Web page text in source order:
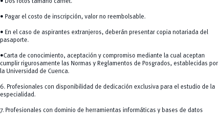
• Pagar el costo de inscripción, valor no reembolsable.
• En el caso de aspirantes extranjeros, deberán presentar copia notariada del
pasaporte.
•Carta de conocimiento, aceptación y compromiso mediante la cual aceptan
cumplir rigurosamente las Normas y Reglamentos de Posgrados, establecidas por
la Universidad de Cuenca.
6. Profesionales con disponibilidad de dedicación exclusiva para el estudio de la
especialidad.
7. Profesionales con dominio de herramientas informáticas y bases de datos